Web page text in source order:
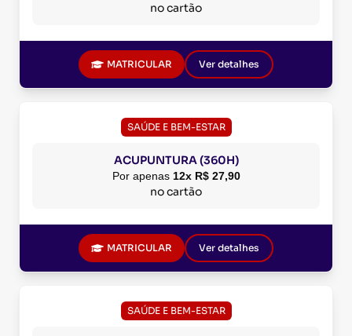
no cartão
MATRICULAR Ver detalhes
SAÚDE E BEM-ESTAR
ACUPUNTURA (360H)
Por apenas 12x R$ 27,90
no cartão
MATRICULAR Ver detalhes
SAÚDE E BEM-ESTAR